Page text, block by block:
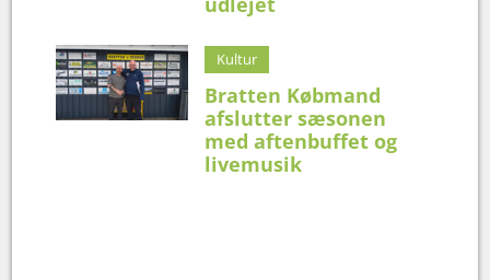
Kultur
Bratten Købmand
afslutter sæsonen
med aftenbuffet og
livemusik